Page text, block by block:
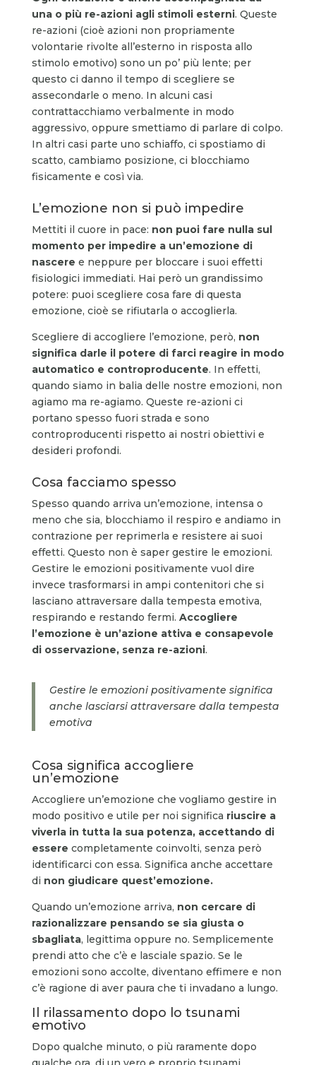
una o più re-azioni agli stimoli esterni. Queste
re-azioni (cioè azioni non propriamente
volontarie rivolte all’esterno in risposta allo
stimolo emotivo) sono un po’ più lente; per
questo ci danno il tempo di scegliere se
assecondarle o meno. In alcuni casi
contrattacchiamo verbalmente in modo
aggressivo, oppure smettiamo di parlare di colpo.
In altri casi parte uno schiaffo, ci spostiamo di
scatto, cambiamo posizione, ci blocchiamo
fisicamente e così via.
L’emozione non si può impedire
Mettiti il cuore in pace: non puoi fare nulla sul
momento per impedire a un’emozione di
nascere e neppure per bloccare i suoi effetti
fisiologici immediati. Hai però un grandissimo
potere: puoi scegliere cosa fare di questa
emozione, cioè se rifiutarla o accoglierla.
Scegliere di accogliere l’emozione, però, non
significa darle il potere di farci reagire in modo
automatico e controproducente. In effetti,
quando siamo in balia delle nostre emozioni, non
agiamo ma re-agiamo. Queste re-azioni ci
portano spesso fuori strada e sono
controproducenti rispetto ai nostri obiettivi e
desideri profondi.
Cosa facciamo spesso
Spesso quando arriva un’emozione, intensa o
meno che sia, blocchiamo il respiro e andiamo in
contrazione per reprimerla e resistere ai suoi
effetti. Questo non è saper gestire le emozioni.
Gestire le emozioni positivamente vuol dire
invece trasformarsi in ampi contenitori che si
lasciano attraversare dalla tempesta emotiva,
respirando e restando fermi. Accogliere
l’emozione è un’azione attiva e consapevole
di osservazione, senza re-azioni.
Gestire le emozioni positivamente significa
anche lasciarsi attraversare dalla tempesta
emotiva
Cosa significa accogliere
un’emozione
Accogliere un’emozione che vogliamo gestire in
modo positivo e utile per noi significa riuscire a
viverla in tutta la sua potenza, accettando di
essere completamente coinvolti, senza però
identificarci con essa. Significa anche accettare
di non giudicare quest’emozione.
Quando un’emozione arriva, non cercare di
razionalizzare pensando se sia giusta o
sbagliata, legittima oppure no. Semplicemente
prendi atto che c’è e lasciale spazio. Se le
emozioni sono accolte, diventano effimere e non
c’è ragione di aver paura che ti invadano a lungo.
Il rilassamento dopo lo tsunami
emotivo
Dopo qualche minuto, o più raramente dopo